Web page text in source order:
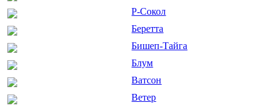
Р-Сокол
Беретта
Бишеп-Тайга
Блум
Ватсон
Ветер